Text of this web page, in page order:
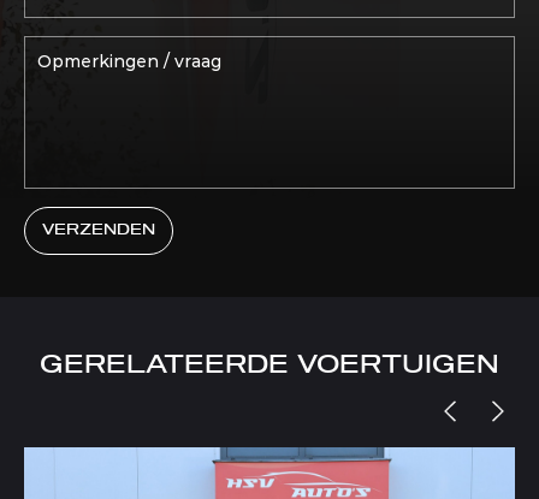
VERZENDEN
GERELATEERDE VOERTUIGEN